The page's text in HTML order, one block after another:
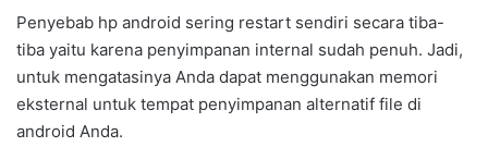
Penyebab hp android sering restart sendiri secara tiba-
tiba yaitu karena penyimpanan internal sudah penuh. Jadi,
untuk mengatasinya Anda dapat menggunakan memori
eksternal untuk tempat penyimpanan alternatif file di
android Anda.